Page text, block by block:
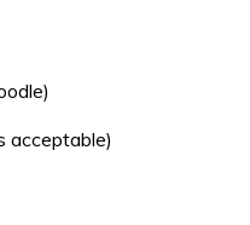
acceptable)